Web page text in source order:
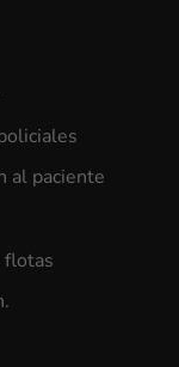
al paciente
flotas